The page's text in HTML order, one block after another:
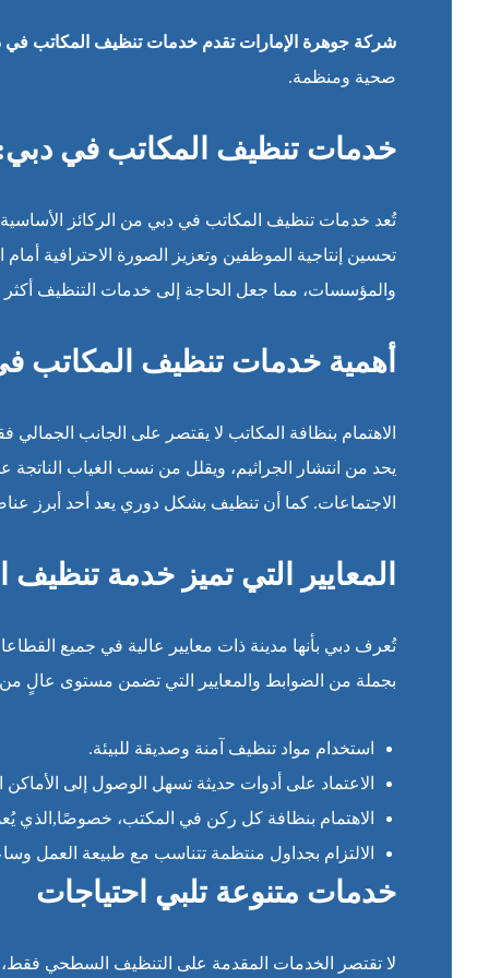
شركة جوهرة الإمارات تقدم خدمات تنظيف المكاتب في
صحية ومنظمة.
خدمات تنظيف المكاتب في دبي:
تُعد خدمات تنظيف المكاتب في دبي من الركائز
تحسين إنتاجية الموظفين وتعزيز الصورة الاحترافية
والمؤسسات، مما جعل الحاجة إلى خدمات التنظيف
أهمية خدمات تنظيف المكاتب
الاهتمام بنظافة المكاتب لا يقتصر على الجانب
يحد من انتشار الجراثيم، ويقلل من نسب الغياب
الاجتماعات. كما أن تنظيف بشكل دوري يعد أحد أبرز
المعايير التي تميز خدمة
تُعرف دبي بأنها مدينة ذات معايير عالية في جميع
بجملة من الضوابط والمعايير التي تضمن مستوى عالٍ من
استخدام مواد تنظيف آمنة وصديقة للبيئة.
الاعتماد على أدوات حديثة تسهل الوصول إلى الأماكن
الاهتمام بنظافة كل ركن في المكتب، خصوصًا,الذي
الالتزام بجداول منتظمة تتناسب مع طبيعة العمل
خدمات متنوعة تلبي احتياجات
لا تقتصر الخدمات المقدمة على التنظيف السطحي فقط،